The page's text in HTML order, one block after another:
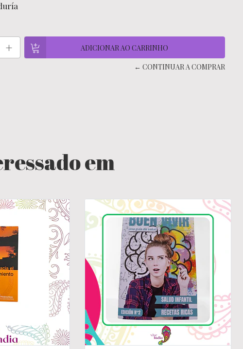
+
← CONTINUAR A COMPRAR
em